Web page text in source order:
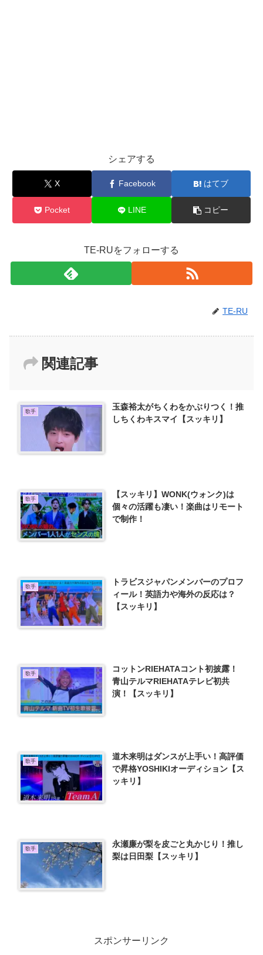
シェアする
X Facebook はてブ
Pocket LINE コピー
TE-RUをフォローする
TE-RU
関連記事
歌手
玉森裕太がちくわをかぶりつく！推
しちくわキスマイ【スッキリ】
歌手
【スッキリ】WONK(ウォンク)は
個々の活躍も凄い！楽曲はリモート
で制作！
歌手
トラビスジャパンメンバーのプロフ
ィール！英語力や海外の反応は？
【スッキリ】
歌手
コットンRIEHATAコント初披露！
青山テルマRIEHATAテレビ初共
演！【スッキリ】
歌手
道木来明はダンスが上手い！高評価
で昇格YOSHIKIオーディション【ス
ッキリ】
歌手
永瀬廉が梨を皮ごと丸かじり！推し
梨は日田梨【スッキリ】
スポンサーリンク